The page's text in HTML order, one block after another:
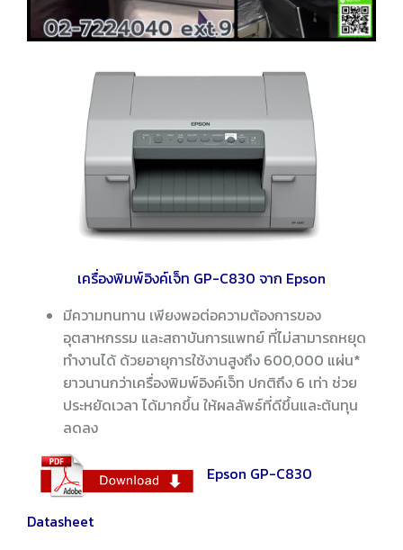
เครื่องพิมพ์อิงค์เจ็ท GP-C830 จาก Epson
มีความทนทาน เพียงพอต่อความต้องการของ
อุตสาหกรรม และสถาบันการแพทย์ ที่ไม่สามารถหยุด
ทำงานได้ ด้วยอายุการใช้งานสูงถึง 600,000 แผ่น*
ยาวนานกว่าเครื่องพิมพ์อิงค์เจ็ท ปกติถึง 6 เท่า ช่วย
ประหยัดเวลา ได้มากขึ้น ให้ผลลัพธ์ที่ดีขึ้นและต้นทุน
ลดลง
Epson GP-C830
Datasheet